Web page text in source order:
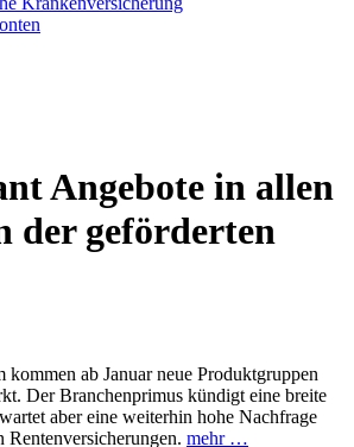
Angebote in allen
der geförderten
ab Januar neue Produktgruppen
Der Branchenprimus kündigt eine breite
aber eine weiterhin hohe Nachfrage
Rentenversicherungen. mehr …